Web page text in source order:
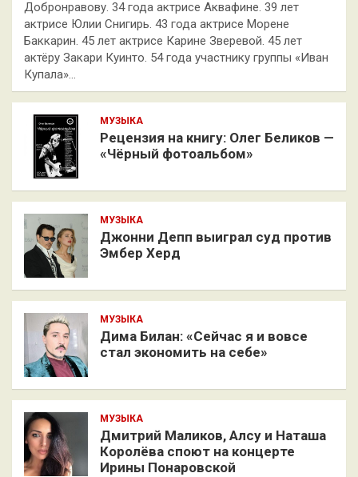
Добронравову. 34 года актрисе Аквафине. 39 лет
актрисе Юлии Снигирь. 43 года актрисе Морене
Баккарин. 45 лет актрисе Карине Зверевой. 45 лет
актёру Закари Куинто. 54 года участнику группы «Иван
Купала»…
МУЗЫКА
Рецензия на книгу: Олег Беликов —
«Чёрный фотоальбом»
МУЗЫКА
Джонни Депп выиграл суд против
Эмбер Херд
МУЗЫКА
Дима Билан: «Сейчас я и вовсе
стал экономить на себе»
МУЗЫКА
Дмитрий Маликов, Алсу и Наташа
Королёва споют на концерте
Ирины Понаровской